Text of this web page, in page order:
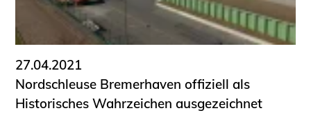
Wissenswertes für Studierende
Wettbewerbe für Studierende
Kammer Newsletter
Presse
27.04.2021
Nordschleuse Bremerhaven offiziell als
Historisches Wahrzeichen ausgezeichnet